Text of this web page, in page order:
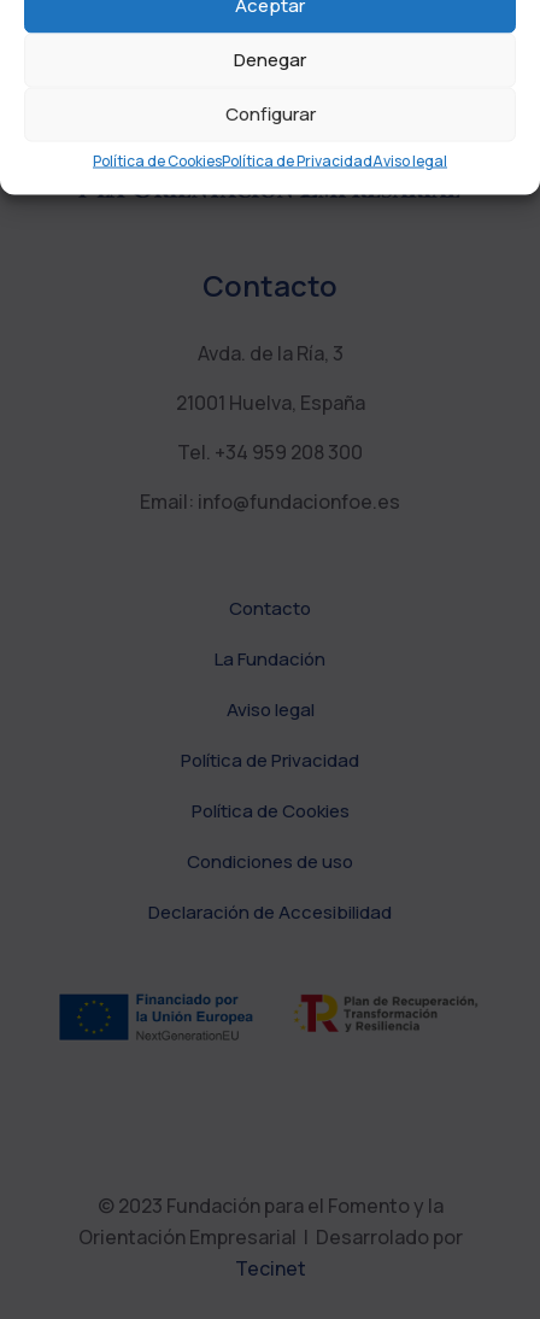
Denegar
Configurar
Política de CookiesPolítica de PrivacidadAviso legal
Contacto
Avda. de la Ría, 3
21001 Huelva, España
Tel. +34 959 208 300
Email: info@fundacionfoe.es
Contacto
La Fundación
Aviso legal
Política de Privacidad
Política de Cookies
Condiciones de uso
Declaración de Accesibilidad
© 2023 Fundación para el Fomento y la
Orientación Empresarial | Desarrolado por
Tecinet